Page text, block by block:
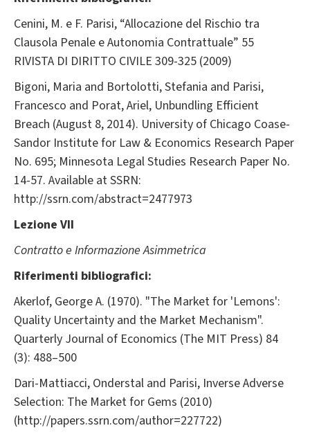
Cenini, M. e F. Parisi, “Allocazione del Rischio tra
Clausola Penale e Autonomia Contrattuale” 55
RIVISTA DI DIRITTO CIVILE 309-325 (2009)
Bigoni, Maria and Bortolotti, Stefania and Parisi,
Francesco and Porat, Ariel, Unbundling Efficient
Breach (August 8, 2014). University of Chicago Coase-
Sandor Institute for Law & Economics Research Paper
No. 695; Minnesota Legal Studies Research Paper No.
14-57. Available at SSRN:
http://ssrn.com/abstract=2477973
Lezione VII
Contratto e Informazione Asimmetrica
Riferimenti bibliografici:
Akerlof, George A. (1970). "The Market for 'Lemons':
Quality Uncertainty and the Market Mechanism".
Quarterly Journal of Economics (The MIT Press) 84
(3): 488–500
Dari-Mattiacci, Onderstal and Parisi, Inverse Adverse
Selection: The Market for Gems (2010)
(http://papers.ssrn.com/author=227722)